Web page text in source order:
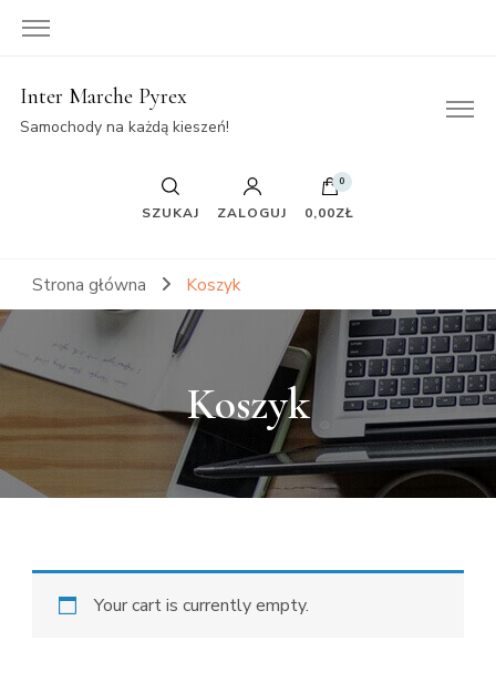
Inter Marche Pyrex
Samochody na każdą kieszeń!
SZUKAJ ZALOGUJ
0
0,00ZŁ
Strona główna Koszyk
Koszyk
Your cart is currently empty.